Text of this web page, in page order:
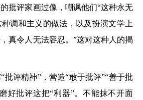
批评家画过像，嘲讽他们“这种永无
调和主义的做法，以及扮演文学上
真令人无法容忍。”这对这种人的揭
批评精神”，营造“敢于批评”“善于批
好批评这把“利器”。不能抹不开面